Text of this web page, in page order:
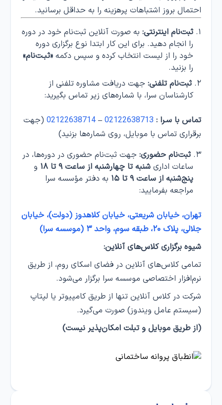
احتمال بروز اشتباهات پرهزینه را به حداقل برسانید.
ثبت‌نام اینترنتی: به صورت آنلاین ثبت‌نام خود در دوره
را انجام دهید. برای این کار ابتدا نوع برگزاری دوره
خود را از لیست انتخاب کرده و سپس دکمه«ثبـت‌نام»
را بزنید.
ثبت‌نام تلفنی: جهت دریافت مشاوره تلفنی از
کارشناسان سرا، با شماره‌های زیر تماس بگیرید:
تماس با سـرا : 02122638713
–
02122638714 (جهت
برقراری تماس با موبایل، روی شماره‌ها بزنید)
ثبت‌نام حضوری: جهت ثبت‌نام حضوری در دوره‌ها، در
ساعات اداریشنبه تا چهارشنبه از ساعت ۹ تا ۱۸
و
پنج‌شنبه از ساعت ۹ تا ۱۵
به دفتر مؤسسه سرا
مراجعه بفرمایید:
تهران، خیابان شریعتی، خیابان کلاهدوز (دولت)، خیابان
جلالی، پلاک ۲۰، طبقه سوم، واحد ۳ (موسسه سرا)
شیوه برگزاری کلاس‌های آنلاین:
تمامی کلاس‌های آنلاین در فضای اسکای روم، از طریق
نرم‌افزار اختصاصی موسسه سرا برگزار می‌شود.
شرکت در کلاس‌ آنلاین تنها از طریق کامپیوتر یا لپتاپ
(سیستم عامل ویندوز) صورت می‌گیرد.
(از طریق موبایل و تبلت امکان‌پذیر نیست)